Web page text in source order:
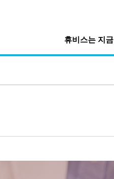
휴비스는 지금